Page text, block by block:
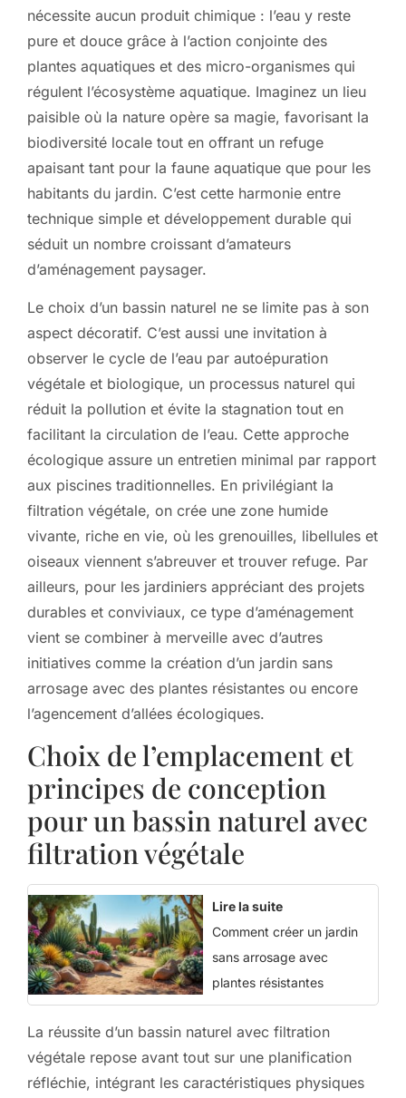
nécessite aucun produit chimique : l’eau y reste
pure et douce grâce à l’action conjointe des
plantes aquatiques et des micro-organismes qui
régulent l’écosystème aquatique. Imaginez un lieu
paisible où la nature opère sa magie, favorisant la
biodiversité locale tout en offrant un refuge
apaisant tant pour la faune aquatique que pour les
habitants du jardin. C’est cette harmonie entre
technique simple et développement durable qui
séduit un nombre croissant d’amateurs
d’aménagement paysager.
Le choix d’un bassin naturel ne se limite pas à son
aspect décoratif. C’est aussi une invitation à
observer le cycle de l’eau par autoépuration
végétale et biologique, un processus naturel qui
réduit la pollution et évite la stagnation tout en
facilitant la circulation de l’eau. Cette approche
écologique assure un entretien minimal par rapport
aux piscines traditionnelles. En privilégiant la
filtration végétale, on crée une zone humide
vivante, riche en vie, où les grenouilles, libellules et
oiseaux viennent s’abreuver et trouver refuge. Par
ailleurs, pour les jardiniers appréciant des projets
durables et conviviaux, ce type d’aménagement
vient se combiner à merveille avec d’autres
initiatives comme la création d’un jardin sans
arrosage avec des plantes résistantes ou encore
l’agencement d’allées écologiques.
Choix de l’emplacement et
principes de conception
pour un bassin naturel avec
filtration végétale
Lire la suite
Comment créer un jardin
sans arrosage avec
plantes résistantes
La réussite d’un bassin naturel avec filtration
végétale repose avant tout sur une planification
réfléchie, intégrant les caractéristiques physiques